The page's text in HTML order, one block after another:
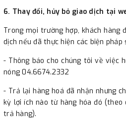
6. Thay đổi, hủy bỏ giao dịch tại
Trong mọi trường hợp, khách hàng
dịch nếu đã thực hiện các biện pháp
- Thông báo cho chúng tôi về việc
nóng 04.6674.2332
- Trả lại hàng hoá đã nhận nhưng
kỳ lợi ích nào từ hàng hóa đó (theo
trả hàng).